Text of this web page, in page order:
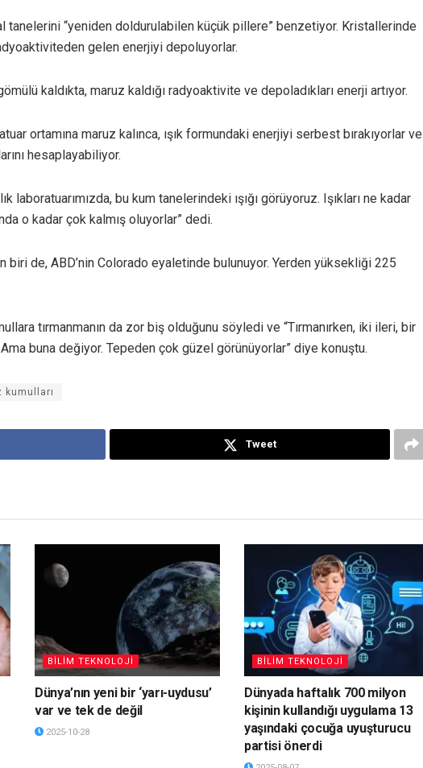
tanelerini “yeniden doldurulabilen küçük pillere” benzetiyor. Kristallerinde
gelen enerjiyi depoluyorlar.
kaldıkta, maruz kaldığı radyoaktivite ve depoladıkları enerji artıyor.
ortamına maruz kalınca, ışık formundaki enerjiyi serbest bırakıyorlar ve
hesaplayabiliyor.
laboratuarımızda, bu kum tanelerindeki ışığı görüyoruz. Işıkları ne kadar
o kadar çok kalmış oluyorlar” dedi.
biri de, ABD’nin Colorado eyaletinde bulunuyor. Yerden yüksekliği 225
tırmanmanın da zor biş olduğunu söyledi ve “Tırmanırken, iki ileri, bir
buna değiyor. Tepeden çok güzel görünüyorlar” diye konuştu.
kumulları
Tweet
BİLİM TEKNOLOJİ
Dünya’nın yeni bir ‘yarı-uydusu’
var ve tek de değil
2025-10-28
BİLİM TEKNOLOJİ
Dünyada haftalık 700 milyon
kişinin kullandığı uygulama 13
yaşındaki çocuğa uyuşturucu
partisi önerdi